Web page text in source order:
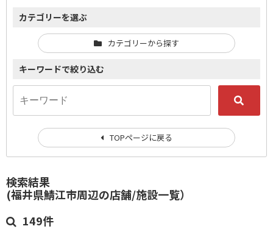
検索結果
(福井県鯖江市周辺の店舗/施設一覧）
149件
カテゴリーを選ぶ
カテゴリーから探す
キーワードで絞り込む
TOPページに戻る